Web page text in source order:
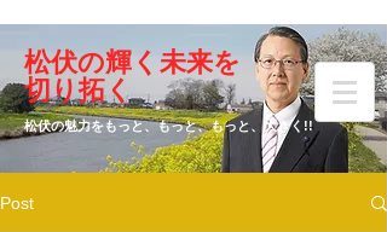
​増田 ひとし
​松伏の輝く未来を
切り拓く
松伏の魅力をもっと、もっと、もっと、大きく!!
Post